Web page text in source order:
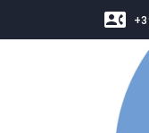
contact_phone